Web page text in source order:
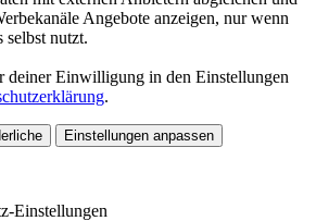
Angebote anzeigen, nur wenn
selbst nutzt.
deiner Einwilligung in den Einstellungen
.
Einstellungen anpassen
Einstellungen